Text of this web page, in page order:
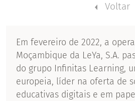
Voltar
Em fevereiro de 2022, a
Moçambique da LeYa, S.A.
do grupo Infinitas Learning,
europeia, líder na oferta de
educativas digitais e em